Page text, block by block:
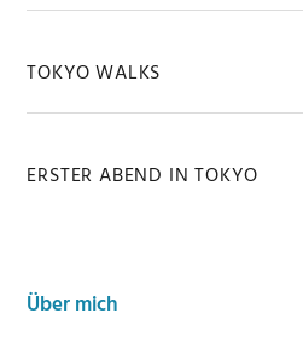
TOKYO WALKS
ERSTER ABEND IN TOKYO
Über mich